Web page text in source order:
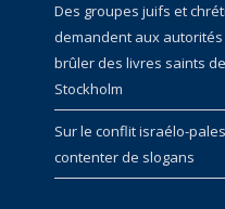
Des groupes juifs et
demandent aux
brûler des livres saints
Stockholm
Sur le conflit israélo-
contenter de slogans